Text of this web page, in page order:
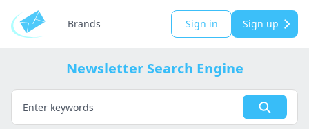
Brands Sign in Sign up
Newsletter Search Engine